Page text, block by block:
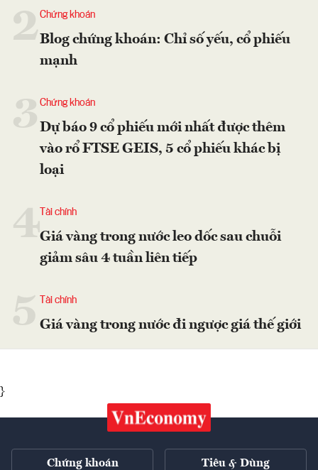
2Chứng khoán
Blog chứng khoán: Chỉ số yếu, cổ phiếu
mạnh
Chứng khoán
Dự báo 9 cổ phiếu mới nhất được thêm
vào rổ FTSE GEIS, 5 cổ phiếu khác bị
loại
4 Tài chính
Giá vàng trong nước leo dốc sau chuỗi
giảm sâu 4 tuần liên tiếp
Tài chính
Giá vàng trong nước đi ngược giá thế giới
}
Chứng khoán Tiêu & Dùng